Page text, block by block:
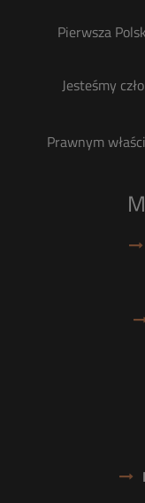
Pierwsza
Jesteśmy
Prawnym